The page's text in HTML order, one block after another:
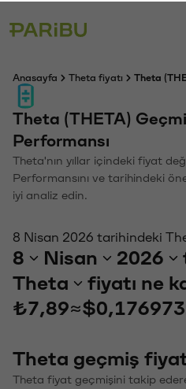
Anasayfa Theta fiyatı Theta
Theta (THETA)
Performansı
Theta'nın yıllar içindeki fiyat
Performansını ve tarihindeki
iyi analiz edin.
8 Nisan 2026 tarihindeki
8 Nisan 2026
Theta
fiyatı ne
₺7,89≈
Theta geçmiş
Theta fiyat geçmişini takip